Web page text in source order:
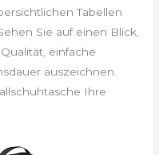
Tabellen
Sie auf einen Blick,
einfache
auszeichnen.
Ihre